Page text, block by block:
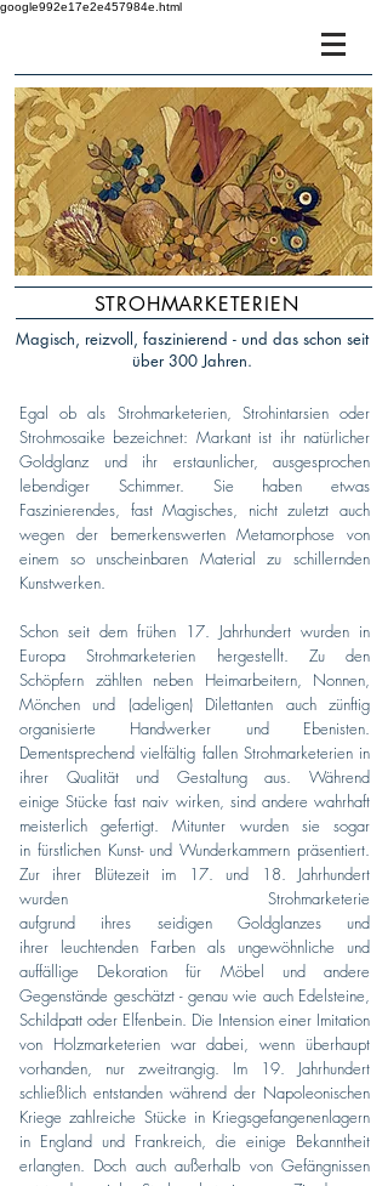
google992e17e2e457984e.html
STROHMARKETERIEN
Magisch, reizvoll, faszinierend - und das schon seit
über 300 Jahren.
Egal ob als Strohmarketerien, Strohintarsien oder
Strohmosaike bezeichnet: Markant ist ihr natürlicher
Goldglanz und ihr erstaunlicher, ausgesprochen
lebendiger Schimmer. Sie haben etwas
Faszinierendes, fast Magisches, nicht zuletzt auch
wegen der bemerkenswerten Metamorphose von
einem so unscheinbaren Material zu schillernden
Kunstwerken.
Schon seit dem frühen 17. Jahrhundert wurden in
Europa Strohmarketerien hergestellt. Zu den
Schöpfern zählten neben Heimarbeitern, Nonnen,
Mönchen und (adeligen) Dilettanten auch zünftig
organisierte Handwerker und Ebenisten.
Dementsprechend vielfältig fallen Strohmarketerien in
ihrer Qualität und Gestaltung aus. Während
einige Stücke fast naiv wirken, sind andere wahrhaft
meisterlich gefertigt. Mitunter wurden sie sogar
in fürstlichen Kunst- und Wunderkammern präsentiert.
Zur ihrer Blütezeit im 17. und 18. Jahrhundert
wurden Strohmarketerie
aufgrund ihres seidigen Goldglanzes und
ihrer leuchtenden Farben als ungewöhnliche und
auffällige Dekoration für Möbel und andere
Gegenstände geschätzt - genau wie auch Edelsteine,
Schildpatt oder Elfenbein. Die Intension einer Imitation
von Holzmarketerien war dabei, wenn überhaupt
vorhanden, nur zweitrangig. Im 19. Jahrhundert
schließlich entstanden während der Napoleonischen
Kriege zahlreiche Stücke in Kriegsgefangenenlagern
in England und Frankreich, die einige Bekanntheit
erlangten. Doch auch außerhalb von Gefängnissen